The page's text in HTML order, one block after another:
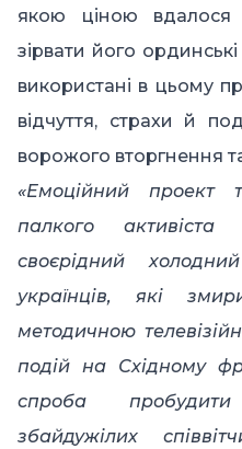
якою ціною вдалося
зірвати його
використані в цьому
відчуття, страхи й
ворожого вторгнення
«Емоційний проект
палкого
своєрідний
українців, які
методичною
подій на Східному
спроба
збайдужілих